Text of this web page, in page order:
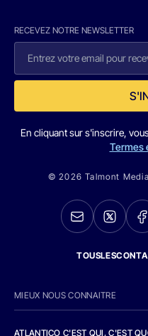
RECEVEZ NOTRE NEWSLETTER
En cliquant sur s'inscrire,
Termes
© 2026 Talmont
MIEUX NOUS CONNAITRE
ATLANTICO C'EST QUI, C'EST